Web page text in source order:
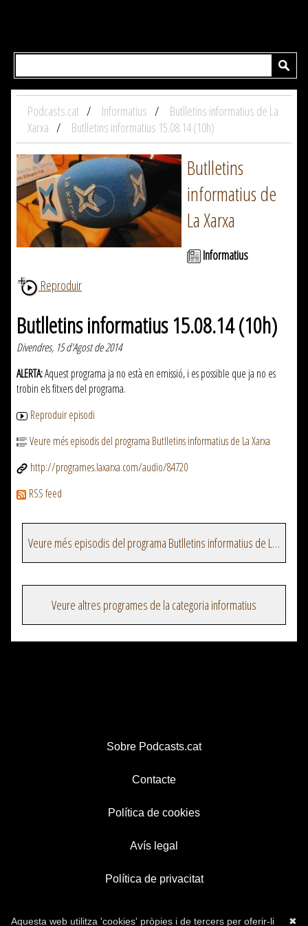
Podcasts.cat Informatius
Butlletins informatius de La
Xarxa
Butlletins informatius 15.08.14 (10h)
Butlletins
informatius de
La Xarxa
Informatius
Reproduir
Butlletins informatius 15.08.14 (10h)
Divendres, 15 d'Agost de 2014
ALERTA:Aquest programa ja no està en emissió, i es possible que ja no es
trobin els fitxers del programa.
Reproduir episodi
Veure més episodis del programa Butlletins informatius de La Xarxa
http://programes.laxarxa.com/audio/84720
RSS feed
Veure més episodis del programa Butlletins informatius de La Xarxa
Veure altres programes de la categoria informatius
Sobre Podcasts.cat
Contacte
Política de cookies
Avís legal
Política de privacitat
✖
Aquesta web utilitza 'cookies' pròpies i de tercers per oferir-li